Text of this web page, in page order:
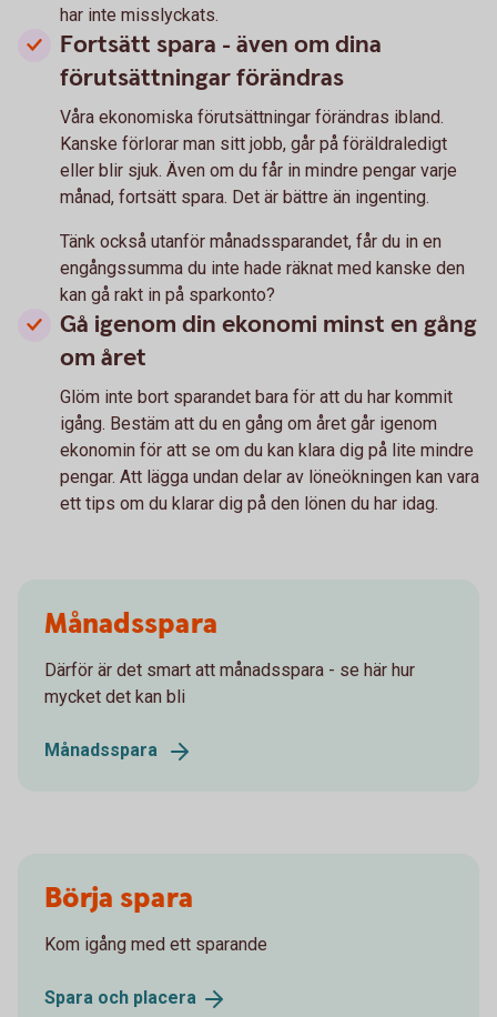
har inte misslyckats.
Fortsätt spara - även om dina
förutsättningar förändras
Våra ekonomiska förutsättningar förändras ibland.
Kanske förlorar man sitt jobb, går på föräldraledigt
eller blir sjuk. Även om du får in mindre pengar varje
månad, fortsätt spara. Det är bättre än ingenting.
Tänk också utanför månadssparandet, får du in en
engångssumma du inte hade räknat med kanske den
kan gå rakt in på sparkonto?
Gå igenom din ekonomi minst en gång
om året
Glöm inte bort sparandet bara för att du har kommit
igång. Bestäm att du en gång om året går igenom
ekonomin för att se om du kan klara dig på lite mindre
pengar. Att lägga undan delar av löneökningen kan vara
ett tips om du klarar dig på den lönen du har idag.
Månadsspara
Därför är det smart att månadsspara - se här hur
mycket det kan bli
Månadsspara
Börja spara
Kom igång med ett sparande
Spara och placera